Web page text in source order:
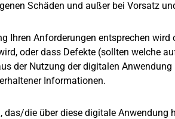
Schäden und außer bei Vorsatz
Ihren Anforderungen entsprechen
oder dass Defekte (sollten welche
der Nutzung der digitalen
Informationen.
die über diese digitale Anwendung